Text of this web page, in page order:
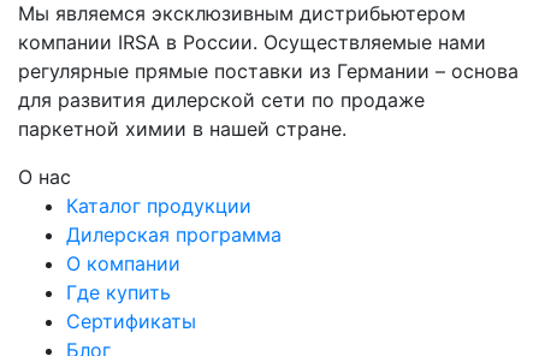
Мы являемся эксклюзивным дистрибьютером
компании IRSA в России. Осуществляемые нами
регулярные прямые поставки из Германии – основа
для развития дилерской сети по продаже
паркетной химии в нашей стране.
О нас
Каталог продукции
Дилерская программа
О компании
Где купить
Сертификаты
Блог